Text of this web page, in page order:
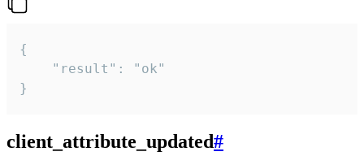
{
    "result": "ok"
}
client_attribute_updated#